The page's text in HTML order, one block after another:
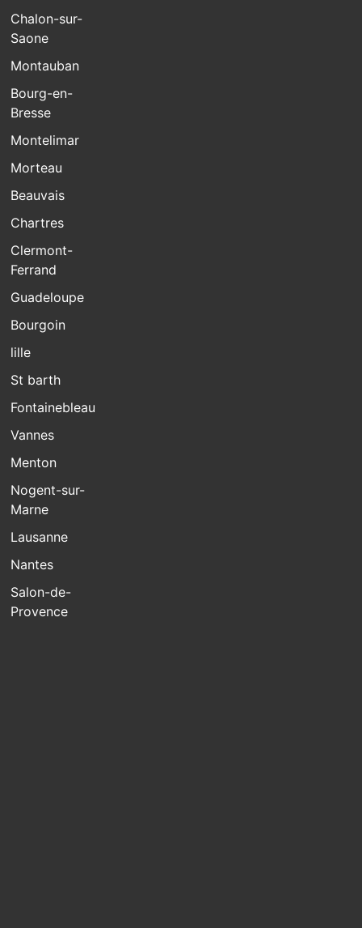
Chalon-sur-
Saone
Montauban
Bourg-en-
Bresse
Montelimar
Morteau
Beauvais
Chartres
Clermont-
Ferrand
Guadeloupe
Bourgoin
lille
St barth
Fontainebleau
Vannes
Menton
Nogent-sur-
Marne
Lausanne
Nantes
Salon-de-
Provence